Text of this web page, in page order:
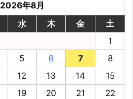
2026年8月
水 木 金
土
1
5 6 7
8
12 13 14
15
19 20 21
22